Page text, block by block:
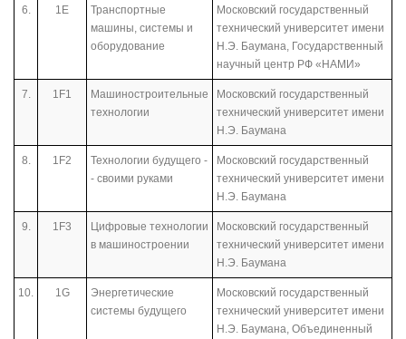
6. 1Е
Транспортные
машины, системы и
оборудование
Московский государственный
технический университет имени
Н.Э. Баумана, Государственный
научный центр РФ «НАМИ»
7. 1F1
Машиностроительные
технологии
Московский государственный
технический университет имени
Н.Э. Баумана
8. 1F2
Технологии будущего -
- своими руками
Московский государственный
технический университет имени
Н.Э. Баумана
9. 1F3
Цифровые технологии
в машиностроении
Московский государственный
технический университет имени
Н.Э. Баумана
10. 1G
Энергетические
системы будущего
Московский государственный
технический университет имени
Н.Э. Баумана, Объединенный